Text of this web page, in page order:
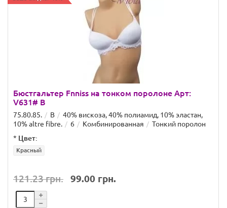
Бюстгальтер Fnniss на тонком поролоне Арт:
V631# B
75.80.85. B
40% вискоза, 40% полиамид, 10% эластан,
10% altre fibre.
6 Комбинированная
Тонкий поролон
* Цвет:
Красный
121.23 грн. 99.00 грн.